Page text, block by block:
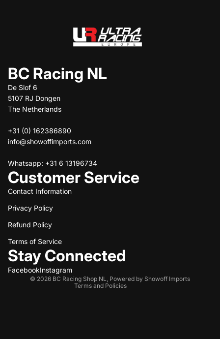
BC Racing NL
De Slof 6
5107 RJ Dongen
The Netherlands
+31 (0) 162386890
info@showoffimports.com
Whatsapp: +31 6 13196734
Customer Service
Contact Information
Privacy Policy
Refund Policy
Terms of Service
Stay Connected
FacebookInstagram
© 2026 BC Racing Shop NL
Powered by Showoff Imports
Terms and Policies
Refund policy
Privacy policy
Terms of service
Shipping policy
Contact information